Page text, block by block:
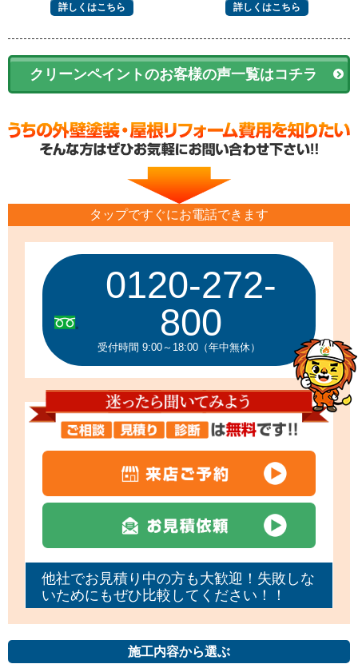
詳しくはこちら
詳しくはこちら
クリーンペイントのお客様の声一覧はコチラ
タップですぐにお電話できます
0120-272-
800
受付時間 9:00～18:00（年中無休）
他社でお見積り中の方も大歓迎！失敗しな
いためにもぜひ比較してください！！
施工内容から選ぶ